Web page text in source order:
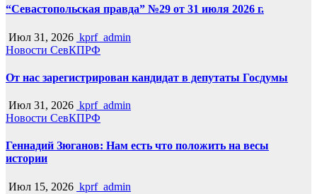
“Севастопольская правда” №29 от 31 июля 2026 г.
Июл 31, 2026 kprf_admin
Новости СевКПРФ
От нас зарегистрирован кандидат в депутаты Госдумы
Июл 31, 2026 kprf_admin
Новости СевКПРФ
Геннадий Зюганов: Нам есть что положить на весы
истории
Июл 15, 2026 kprf_admin